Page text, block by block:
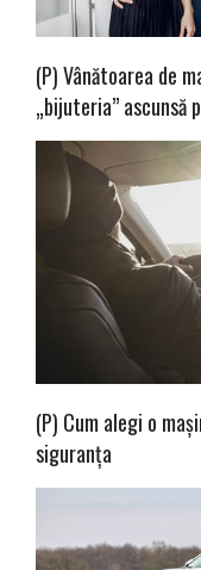
(P) Vânătoarea de
„bijuteria” ascunsă
(P) Cum alegi o
siguranța